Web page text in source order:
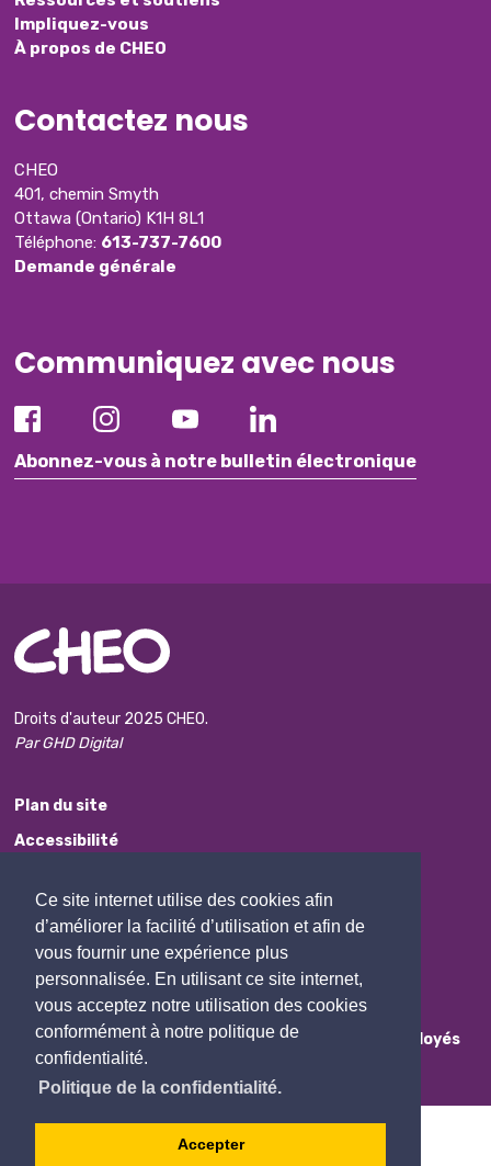
Ce site internet utilise des cookies afin
d’améliorer la facilité d’utilisation et afin de
vous fournir une expérience plus
personnalisée. En utilisant ce site internet,
vous acceptez notre utilisation des cookies
conformément à notre politique de
confidentialité.
Politique de la confidentialité.
Accepter
Impliquez-vous
À propos de CHEO
Contactez nous
CHEO
401, chemin Smyth
Ottawa (Ontario) K1H 8L1
Téléphone: 613-737-7600
Demande générale
Communiquez avec nous
Abonnez-vous à notre bulletin électronique
Droits d'auteur 2025 CHEO.
Par GHD Digital
Plan du site
Accessibilité
Protection des renseignements personnels
Commentaires
Contactez Nous
Employés